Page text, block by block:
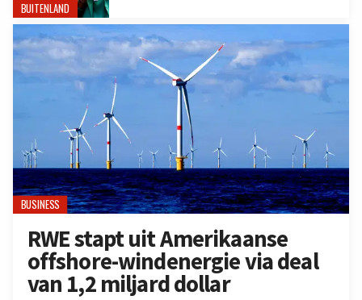
BUITENLAND
BUSINESS
RWE stapt uit Amerikaanse
offshore-windenergie via deal
van 1,2 miljard dollar